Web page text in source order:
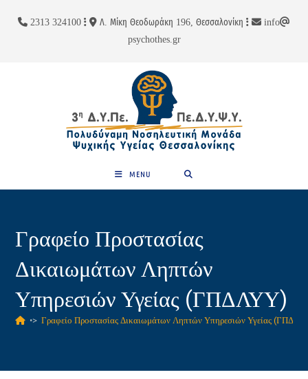
περιεχόμενο2313 324100 Λ. Μίκη Θεοδωράκη 196, Θεσσαλονίκη
info
psychothes.gr
MENU
Γραφείο Προστασίας
Δικαιωμάτων Ληπτών
Υπηρεσιών Υγείας (ΓΠΔΛΥΥ)
•> Γραφείο Προστασίας Δικαιωμάτων Ληπτών Υπηρεσιών Υγείας